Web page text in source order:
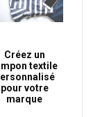
Créez un
textile
pour votre
marque